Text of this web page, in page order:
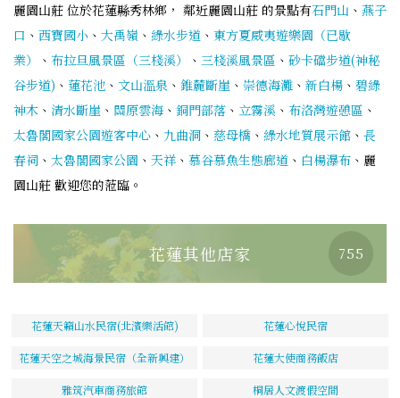
麗園山莊 位於花蓮縣秀林鄉， 鄰近麗園山莊 的景點有石門山 、 燕子
口 、 西寶國小 、 大禹嶺 、 綠水步道 、 東方夏威夷遊樂園（已歇
業）
、 布拉旦風景區（三棧溪） 、 三棧溪風景區 、 砂卡礑步道(神秘
谷步道) 、 蓮花池 、 文山溫泉 、 錐麓斷崖 、 崇德海灘 、 新白楊 、 碧綠
神木 、 清水斷崖 、 關原雲海 、 銅門部落 、 立霧溪 、 布洛灣遊憩區 、
太魯閣國家公園遊客中心 、 九曲洞 、 慈母橋 、 綠水地質展示館 、 長
春祠 、 太魯閣國家公園 、 天祥 、 慕谷慕魚生態廊道 、 白楊瀑布 、麗
園山莊 歡迎您的蒞臨。
花蓮其他店家 755
花蓮天籟山水民宿(北濱樂活館) 花蓮心悅民宿
花蓮天空之城海景民宿（全新興建） 花蓮大使商務飯店
雅筑汽車商務旅館 桐居人文渡假空間